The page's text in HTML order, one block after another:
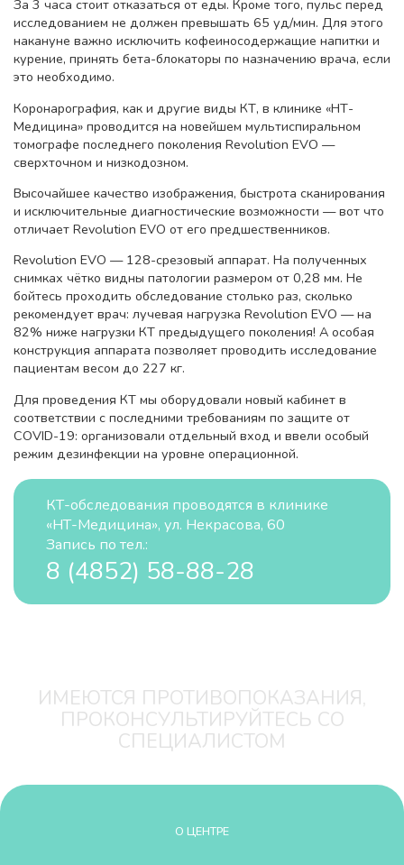
За 3 часа стоит отказаться от еды. Кроме того, пульс перед
исследованием не должен превышать 65 уд/мин. Для этого
накануне важно исключить кофеиносодержащие напитки и
курение, принять бета-блокаторы по назначению врача, если
это необходимо.
Коронарография, как и другие виды КТ, в клинике «НТ-
Медицина» проводится на новейшем мультиспиральном
томографе последнего поколения Revolution EVO —
сверхточном и низкодозном.
Высочайшее качество изображения, быстрота сканирования
и исключительные диагностические возможности — вот что
отличает Revolution EVO от его предшественников.
Revolution EVO — 128-срезовый аппарат. На полученных
снимках чётко видны патологии размером от 0,28 мм. Не
бойтесь проходить обследование столько раз, сколько
рекомендует врач: лучевая нагрузка Revolution EVO — на
82% ниже нагрузки КТ предыдущего поколения! А особая
конструкция аппарата позволяет проводить исследование
пациентам весом до 227 кг.
Для проведения КТ мы оборудовали новый кабинет в
соответствии с последними требованиям по защите от
COVID-19: организовали отдельный вход и ввели особый
режим дезинфекции на уровне операционной.
КТ-обследования проводятся в клинике
«НТ-Медицина», ул. Некрасова, 60
Запись по тел.:
8 (4852) 58-88-28
ИМЕЮТСЯ ПРОТИВОПОКАЗАНИЯ,
ПРОКОНСУЛЬТИРУЙТЕСЬ СО
СПЕЦИАЛИСТОМ
О ЦЕНТРЕ